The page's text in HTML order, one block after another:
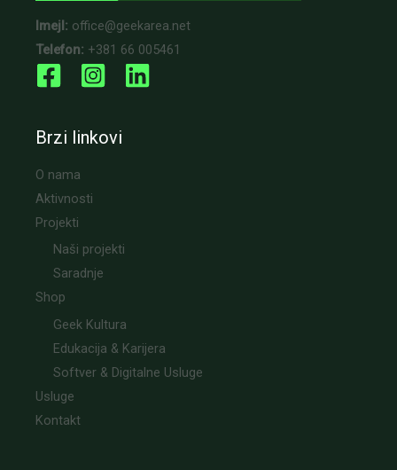
Imejl: office@geekarea.net
Telefon: +381 66 005461
Brzi linkovi
O nama
Aktivnosti
Projekti
Naši projekti
Saradnje
Shop
Geek Kultura
Edukacija & Karijera
Softver & Digitalne Usluge
Usluge
Kontakt